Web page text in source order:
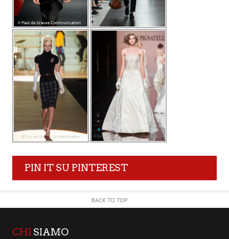
PIN IT SU PINTEREST
BACK TO TOP
CHI SIAMO